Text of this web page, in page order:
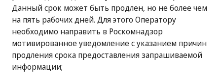
Данный срок может быть продлен, но не более чем
на пять рабочих дней. Для этого Оператору
необходимо направить в Роскомнадзор
мотивированное уведомление с указанием причин
продления срока предоставления запрашиваемой
информации;